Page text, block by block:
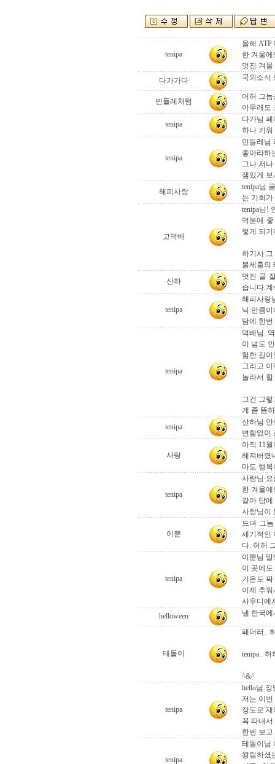
tenipa
올해 ATP
한 겨울
멋진 겨
다가가다
국외소식
민들레처럼
어허 그
아무래도
tenipa
다가님
하나 키워
tenipa
민들레님
좋아라하
그나 저
잼있게 보
해피사랑
tenipa님
는 기회가
고덕배
tenipa님!
덕분에
렇게 되
하기사 그
불세출의
산하
멋진 글
습니다.
tenipa
해피사랑
닉 만큼
담에 한
tenipa
덕배님.
이 넘도
험한 길이
그리고
놀라서
그건 그
게 좀 뜸
tenipa
산하님 안
변함없이
사랑
아직 11
해져버렸
마도 행
tenipa
사랑님 요
한 겨울
같아 담
사랑님이
이뿐
드뎌 그
세기적인
다. 허허
tenipa
이뿐님
이 곳에
기온도
이제 추
사우디에
helloween
낼 한국
테돌이
페더러..
tenipa..
^&^
tenipa
hello님
저는 이
정도로
꼭 따내
한번 보
tenipa
테돌이님
왕림하셨